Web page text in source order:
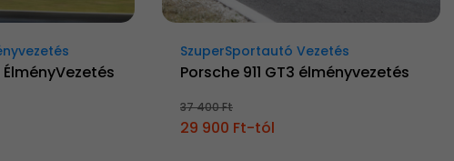
SzuperSportautó Vezetés
Porsche 911 GT3 élményvezetés
37 400 Ft
29 900 Ft-tól